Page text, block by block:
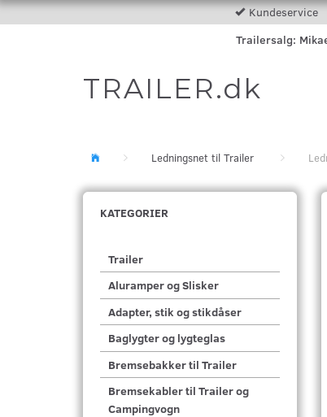
Kundeservice
Trailersalg:
TRAILER.dk
Ledningsnet til Trailer
KATEGORIER
Trailer
Aluramper og Slisker
Adapter, stik og stikdåser
Baglygter og lygteglas
Bremsebakker til Trailer
Bremsekabler til Trailer og
Campingvogn